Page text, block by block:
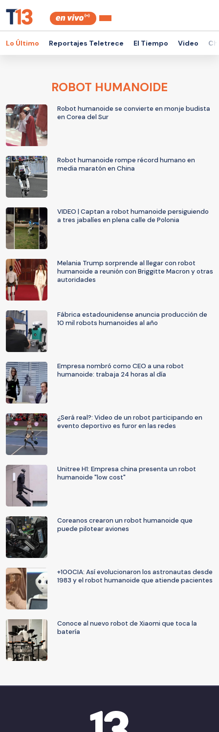
Lo Último Reportajes Teletrece El Tiempo Video
ROBOT HUMANOIDE
Robot humanoide se convierte en monje budista
en Corea del Sur
Robot humanoide rompe récord humano en
media maratón en China
VIDEO | Captan a robot humanoide persiguiendo
a tres jabalíes en plena calle de Polonia
Melania Trump sorprende al llegar con robot
humanoide a reunión con Briggitte Macron y otras
autoridades
Fábrica estadounidense anuncia producción de
10 mil robots humanoides al año
Empresa nombró como CEO a una robot
humanoide: trabaja 24 horas al día
¿Será real?: Video de un robot participando en
evento deportivo es furor en las redes
Unitree H1: Empresa china presenta un robot
humanoide "low cost"
Coreanos crearon un robot humanoide que
puede pilotear aviones
+100CIA: Así evolucionaron los astronautas desde
1983 y el robot humanoide que atiende pacientes
Conoce al nuevo robot de Xiaomi que toca la
batería